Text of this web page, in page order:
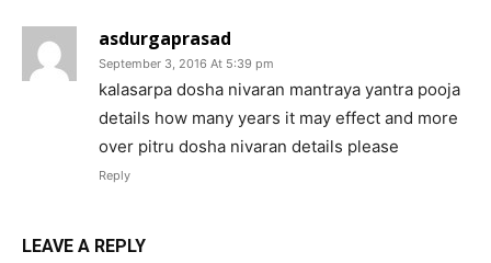
asdurgaprasad
September 3, 2016 At 5:39 pm
kalasarpa dosha nivaran mantraya yantra pooja
details how many years it may effect and more
over pitru dosha nivaran details please
Reply
LEAVE A REPLY